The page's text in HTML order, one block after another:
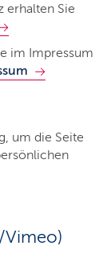
erhalten Sie
im Impressum
um die Seite
Vimeo)